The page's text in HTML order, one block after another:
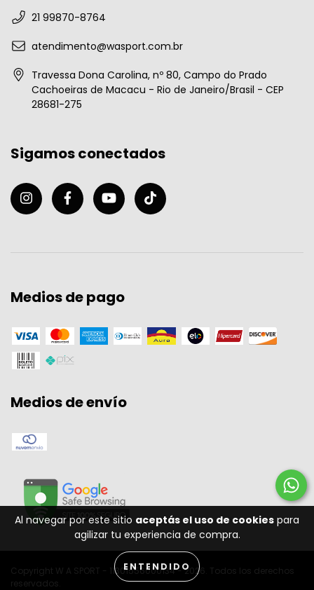
Al navegar por este sitio aceptás el uso de cookies para
agilizar tu experiencia de compra.
ENTENDIDO
21 99870-8764
atendimento@wasport.com.br
Travessa Dona Carolina, nº 80, Campo do Prado
Cachoeiras de Macacu - Rio de Janeiro/Brasil - CEP
28681-275
Sigamos conectados
Medios de pago
Medios de envío
Copyright W A SPORT - 11301556000134 - 2026. Todos los derechos
reservados.